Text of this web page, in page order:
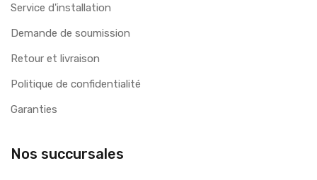
Service d'installation
Demande de soumission
Retour et livraison
Politique de confidentialité
Garanties
Nos succursales